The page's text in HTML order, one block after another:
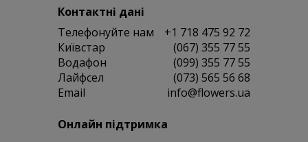
Контактні дані
Телефонуйте нам
+1 718 475 92 72
Київстар
(067) 355 77 55
Водафон
(099) 355 77 55
Лайфсел
(073) 565 56 68
Email
info@flowers.ua
Онлайн підтримка